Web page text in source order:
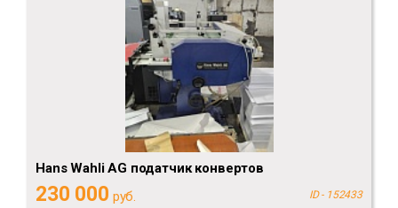
Hans Wahli AG податчик конвертов
230 000 руб. ID - 152433